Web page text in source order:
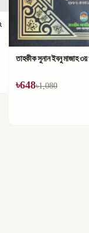
তাহকীক সুনান ইবনু মাজাহ
৳624৳1,040